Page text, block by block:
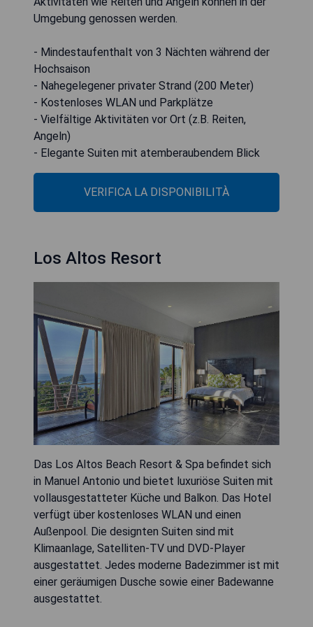
Umgebung genossen werden.
- Mindestaufenthalt von 3 Nächten während der
Hochsaison
- Nahegelegener privater Strand (200 Meter)
- Kostenloses WLAN und Parkplätze
- Vielfältige Aktivitäten vor Ort (z.B. Reiten,
Angeln)
- Elegante Suiten mit atemberaubendem Blick
VERIFICA LA DISPONIBILITÀ
Los Altos Resort
Das Los Altos Beach Resort & Spa befindet sich
in Manuel Antonio und bietet luxuriöse Suiten mit
vollausgestatteter Küche und Balkon. Das Hotel
verfügt über kostenloses WLAN und einen
Außenpool. Die designten Suiten sind mit
Klimaanlage, Satelliten-TV und DVD-Player
ausgestattet. Jedes moderne Badezimmer ist mit
einer geräumigen Dusche sowie einer Badewanne
ausgestattet.